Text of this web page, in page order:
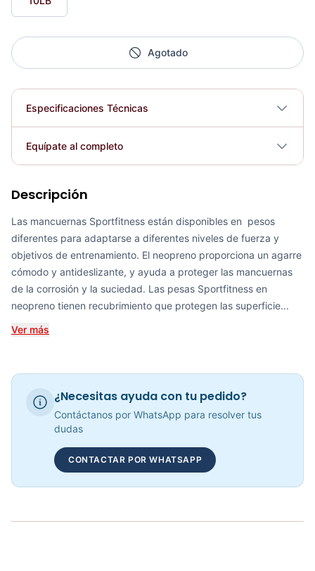
Agotado
Especificaciones Técnicas
Plegable No
Equípate al completo
COP 38,573.00
Mancuerna Hexagonal En Neopreno Sportfitness Varias Opciones
COP 6,669.00
COP 20,000.00
Descripción
Las mancuernas Sportfitness están disponibles en pesos
diferentes para adaptarse a diferentes niveles de fuerza y
objetivos de entrenamiento. El neopreno proporciona un agarre
cómodo y antideslizante, y ayuda a proteger las mancuernas
de la corrosión y la suciedad. Las pesas Sportfitness en
neopreno tienen recubrimiento que protegen las superficie...
Ver más
¿Necesitas ayuda con tu pedido?
Contáctanos por WhatsApp para resolver tus
dudas
CONTACTAR POR WHATSAPP